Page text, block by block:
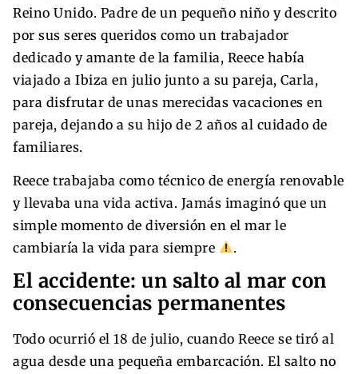
Reino Unido. Padre de un pequeño niño y descrito
por sus seres queridos como un trabajador
dedicado y amante de la familia, Reece había
viajado a Ibiza en julio junto a su pareja, Carla,
para disfrutar de unas merecidas vacaciones en
pareja, dejando a su hijo de 2 años al cuidado de
familiares.
Reece trabajaba como técnico de energía renovable
y llevaba una vida activa. Jamás imaginó que un
simple momento de diversión en el mar le
cambiaría la vida para siempre
.
El accidente: un salto al mar con
consecuencias permanentes
Todo ocurrió el 18 de julio, cuando Reece se tiró al
agua desde una pequeña embarcación. El salto no